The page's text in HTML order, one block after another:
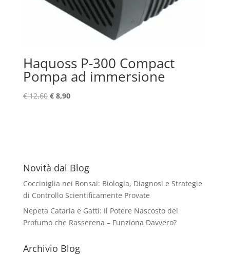
Haquoss P-300 Compact
Pompa ad immersione
€12,60 Il
€8,90Il
Novità dal Blog
Cocciniglia nei Bonsai: Biologia, Diagnosi e Strategie
di Controllo Scientificamente Provate
Nepeta Cataria e Gatti: Il Potere Nascosto del
Profumo che Rasserena – Funziona Davvero?
Archivio Blog